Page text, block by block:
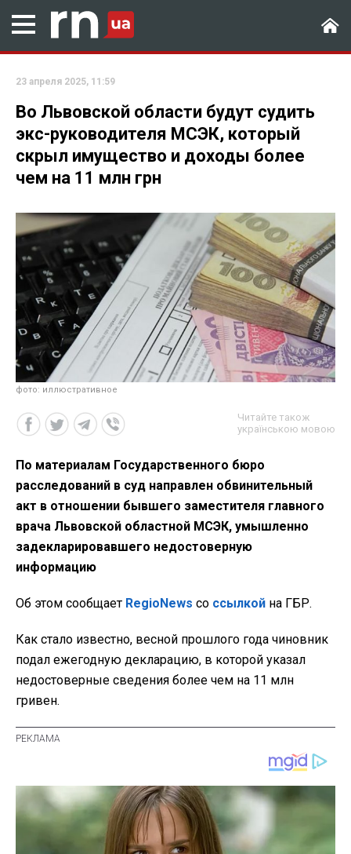
23 апреля 2025, 11:59
Во Львовской области будут судить
экс-руководителя МСЭК, который
скрыл имущество и доходы более
чем на 11 млн грн
фото: иллюстративное
Читайте також
українською мовою
По материалам Государственного бюро
расследований в суд направлен обвинительный
акт в отношении бывшего заместителя главного
врача Львовской областной МСЭК, умышленно
задекларировавшего недостоверную
информацию
Об этом сообщает RegioNews со ссылкой на ГБР.
Как стало известно, весной прошлого года чиновник
подал ежегодную декларацию, в которой указал
недостоверные сведения более чем на 11 млн
гривен.